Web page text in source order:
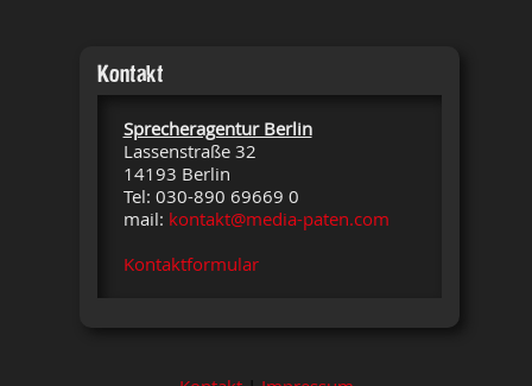
Kontakt
Sprecheragentur Berlin
Lassenstraße 32
14193 Berlin
Tel: 030-890 69669 0
mail: kontakt@media-paten.com
Kontaktformular